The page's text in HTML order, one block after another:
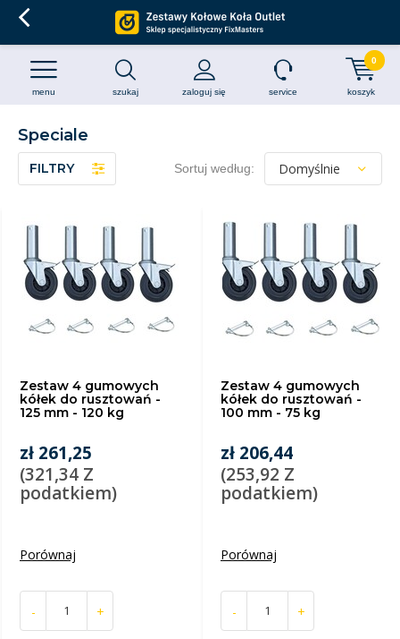
szukaj zaloguj się
menu service koszyk
0
Speciale
FILTRY Sortuj według:
Zestaw 4 gumowych
kółek do rusztowań -
125 mm - 120 kg
zł 261,25
(321,34 Z
podatkiem)
Porównaj
- +
Zestaw 4 gumowych
kółek do rusztowań -
100 mm - 75 kg
zł 206,44
(253,92 Z
podatkiem)
Porównaj
- +